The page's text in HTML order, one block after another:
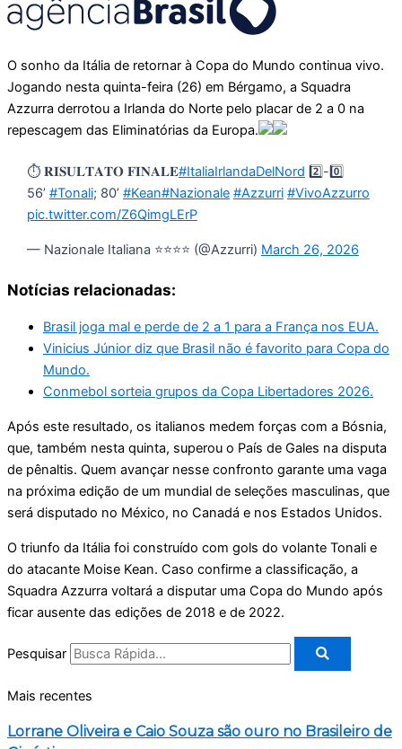
O sonho da Itália de retornar à Copa do Mundo continua vivo.
Jogando nesta quinta-feira (26) em Bérgamo, a Squadra
Azzurra derrotou a Irlanda do Norte pelo placar de 2 a 0 na
repescagem das Eliminatórias da Europa.
⏱️ 𝐑𝐈𝐒𝐔𝐋𝐓𝐀𝐓𝐎 𝐅𝐈𝐍𝐀𝐋𝐄#ItaliaIrlandaDelNord 2️⃣-0️⃣
56’ #Tonali; 80’ #Kean#Nazionale #Azzurri #VivoAzzurro
pic.twitter.com/Z6QimgLErP
— Nazionale Italiana ⭐️⭐️⭐️⭐️ (@Azzurri) March 26, 2026
Notícias relacionadas:
Brasil joga mal e perde de 2 a 1 para a França nos EUA.
Vinicius Júnior diz que Brasil não é favorito para Copa do
Mundo.
Conmebol sorteia grupos da Copa Libertadores 2026.
Após este resultado, os italianos medem forças com a Bósnia,
que, também nesta quinta, superou o País de Gales na disputa
de pênaltis. Quem avançar nesse confronto garante uma vaga
na próxima edição de um mundial de seleções masculinas, que
será disputado no México, no Canadá e nos Estados Unidos.
O triunfo da Itália foi construído com gols do volante Tonali e
do atacante Moise Kean. Caso confirme a classificação, a
Squadra Azzurra voltará a disputar uma Copa do Mundo após
ficar ausente das edições de 2018 e de 2022.
Pesquisar
Mais recentes
Lorrane Oliveira e Caio Souza são ouro no Brasileiro de